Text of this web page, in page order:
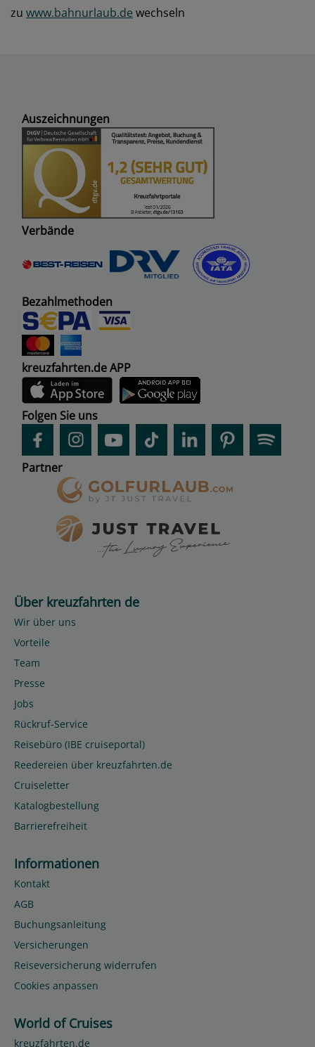
zu www.bahnurlaub.de wechseln
Auszeichnungen
Verbände
Bezahlmethoden
kreuzfahrten.de APP
Folgen Sie uns
Partner
Über kreuzfahrten de
Wir über uns
Vorteile
Team
Presse
Jobs
Rückruf-Service
Reisebüro (IBE cruiseportal)
Reedereien über kreuzfahrten.de
Cruiseletter
Katalogbestellung
Barrierefreiheit
Informationen
Kontakt
AGB
Buchungsanleitung
Versicherungen
Reiseversicherung widerrufen
Cookies anpassen
World of Cruises
kreuzfahrten.de